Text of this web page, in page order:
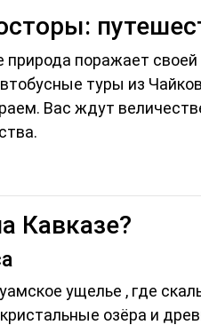
природа поражает
туры из
Вас ждут
Кавказе?
ущелье , где
озёра и